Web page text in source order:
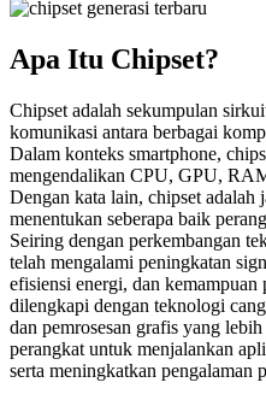
Apa Itu Chipset?
Chipset adalah sekumpulan
komunikasi antara berbagai
Dalam konteks smartphone,
mengendalikan CPU, GPU,
Dengan kata lain, chipset adalah
menentukan seberapa baik
Seiring dengan perkembangan
telah mengalami peningkatan
efisiensi energi, dan
dilengkapi dengan teknologi
dan pemrosesan grafis yang
perangkat untuk menjalankan
serta meningkatkan pengalaman